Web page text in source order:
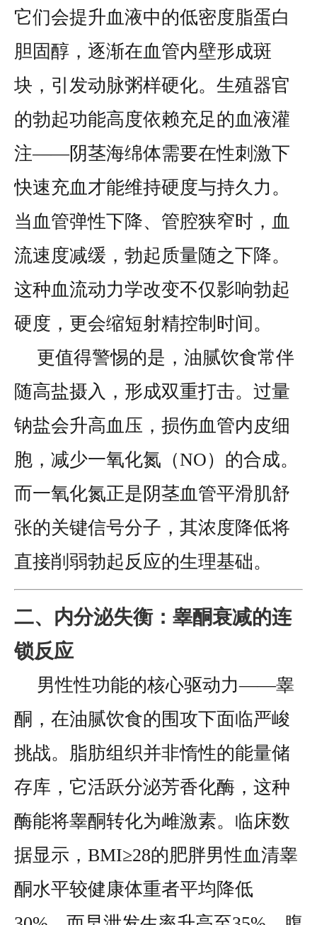
它们会提升血液中的低密度脂蛋白
胆固醇，逐渐在血管内壁形成斑
块，引发动脉粥样硬化。生殖器官
的勃起功能高度依赖充足的血液灌
注——阴茎海绵体需要在性刺激下
快速充血才能维持硬度与持久力。
当血管弹性下降、管腔狭窄时，血
流速度减缓，勃起质量随之下降。
这种血流动力学改变不仅影响勃起
硬度，更会缩短射精控制时间。
更值得警惕的是，油腻饮食常伴
随高盐摄入，形成双重打击。过量
钠盐会升高血压，损伤血管内皮细
胞，减少一氧化氮（NO）的合成。
而一氧化氮正是阴茎血管平滑肌舒
张的关键信号分子，其浓度降低将
直接削弱勃起反应的生理基础。
二、内分泌失衡：睾酮衰减的连
锁反应
男性性功能的核心驱动力——睾
酮，在油腻饮食的围攻下面临严峻
挑战。脂肪组织并非惰性的能量储
存库，它活跃分泌芳香化酶，这种
酶能将睾酮转化为雌激素。临床数
据显示，BMI≥28的肥胖男性血清睾
酮水平较健康体重者平均降低